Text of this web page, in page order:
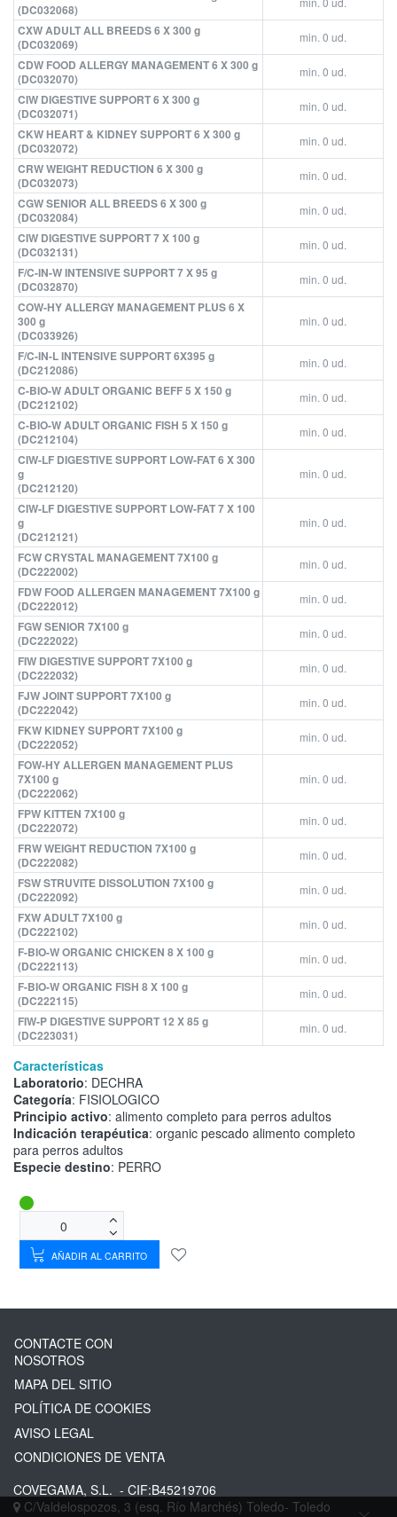
(DC032068)
CXW ADULT ALL BREEDS 6 X 300 g
(DC032069)
min. 0 ud.
CDW FOOD ALLERGY MANAGEMENT 6 X 300 g
(DC032070)
min. 0 ud.
CIW DIGESTIVE SUPPORT 6 X 300 g
(DC032071)
min. 0 ud.
CKW HEART & KIDNEY SUPPORT 6 X 300 g
(DC032072)
min. 0 ud.
CRW WEIGHT REDUCTION 6 X 300 g
(DC032073)
min. 0 ud.
CGW SENIOR ALL BREEDS 6 X 300 g
(DC032084)
min. 0 ud.
CIW DIGESTIVE SUPPORT 7 X 100 g
(DC032131)
min. 0 ud.
F/C-IN-W INTENSIVE SUPPORT 7 X 95 g
(DC032870)
min. 0 ud.
COW-HY ALLERGY MANAGEMENT PLUS 6 X
300 g
(DC033926)
min. 0 ud.
F/C-IN-L INTENSIVE SUPPORT 6X395 g
(DC212086)
min. 0 ud.
C-BIO-W ADULT ORGANIC BEFF 5 X 150 g
(DC212102)
min. 0 ud.
C-BIO-W ADULT ORGANIC FISH 5 X 150 g
(DC212104)
min. 0 ud.
CIW-LF DIGESTIVE SUPPORT LOW-FAT 6 X 300
g
(DC212120)
min. 0 ud.
CIW-LF DIGESTIVE SUPPORT LOW-FAT 7 X 100
g
(DC212121)
min. 0 ud.
FCW CRYSTAL MANAGEMENT 7X100 g
(DC222002)
min. 0 ud.
FDW FOOD ALLERGEN MANAGEMENT 7X100 g
(DC222012)
min. 0 ud.
FGW SENIOR 7X100 g
(DC222022)
min. 0 ud.
FIW DIGESTIVE SUPPORT 7X100 g
(DC222032)
min. 0 ud.
FJW JOINT SUPPORT 7X100 g
(DC222042)
min. 0 ud.
FKW KIDNEY SUPPORT 7X100 g
(DC222052)
min. 0 ud.
FOW-HY ALLERGEN MANAGEMENT PLUS
7X100 g
(DC222062)
min. 0 ud.
FPW KITTEN 7X100 g
(DC222072)
min. 0 ud.
FRW WEIGHT REDUCTION 7X100 g
(DC222082)
min. 0 ud.
FSW STRUVITE DISSOLUTION 7X100 g
(DC222092)
min. 0 ud.
FXW ADULT 7X100 g
(DC222102)
min. 0 ud.
F-BIO-W ORGANIC CHICKEN 8 X 100 g
(DC222113)
min. 0 ud.
F-BIO-W ORGANIC FISH 8 X 100 g
(DC222115)
min. 0 ud.
FIW-P DIGESTIVE SUPPORT 12 X 85 g
(DC223031)
min. 0 ud.
Características
Laboratorio: DECHRA
Categoría: FISIOLOGICO
Principio activo: alimento completo para perros adultos
Indicación terapéutica: organic pescado alimento completo
para perros adultos
Especie destino: PERRO
AÑADIR AL CARRITO
CONTACTE CON
NOSOTROS
MAPA DEL SITIO
POLÍTICA DE COOKIES
AVISO LEGAL
CONDICIONES DE VENTA
COVEGAMA, S.L. - CIF:B45219706
C/Valdelospozos, 3 (esq. Río Marchés) Toledo- Toledo